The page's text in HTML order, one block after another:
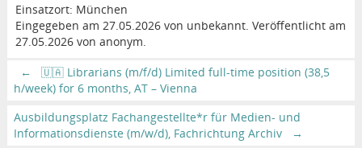
Einsatzort: München
Eingegeben am 27.05.2026 von unbekannt. Veröffentlicht am
27.05.2026 von anonym.
←
🇺🇦 Librarians (m/f/d) Limited full-time position (38,5
h/week) for 6 months, AT – Vienna
Ausbildungsplatz Fachangestellte*r für Medien- und
Informationsdienste (m/w/d), Fachrichtung Archiv
→